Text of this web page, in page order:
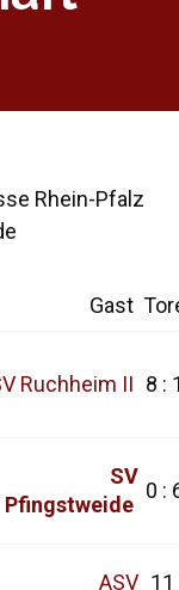
Rhein-Pfalz
Gast
Ruchheim II 8 :
SV
Pfingstweide
0 :
ASV 11